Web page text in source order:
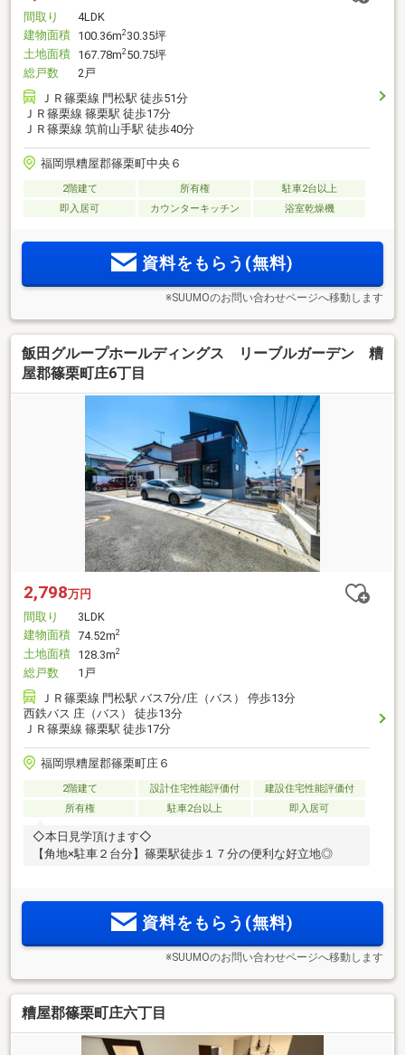
間取り
4LDK
建物面積 100.36m230.35坪
土地面積 167.78m250.75坪
総戸数
2戸
ＪＲ篠栗線 門松駅 徒歩51分
ＪＲ篠栗線 篠栗駅 徒歩17分
ＪＲ篠栗線 筑前山手駅 徒歩40分
福岡県糟屋郡篠栗町中央６
2階建て 所有権
駐車2台以上
即入居可
カウンターキッチン 浴室乾燥機
資料をもらう(無料)
※SUUMOのお問い合わせページへ移動します
飯田グループホールディングス リーブルガーデン 糟
屋郡篠栗町庄6丁目
2,798万円
間取り
3LDK
建物面積 74.52m2
土地面積 128.3m2
総戸数
1戸
ＪＲ篠栗線 門松駅 バス7分/庄（バス） 停歩13分
西鉄バス 庄（バス） 徒歩13分
ＪＲ篠栗線 篠栗駅 徒歩17分
福岡県糟屋郡篠栗町庄６
2階建て 設計住宅性能評価付
建設住宅性能評価付
所有権
駐車2台以上 即入居可
◇本日見学頂けます◇
【角地×駐車２台分】篠栗駅徒歩１７分の便利な好立地◎
資料をもらう(無料)
※SUUMOのお問い合わせページへ移動します
糟屋郡篠栗町庄六丁目